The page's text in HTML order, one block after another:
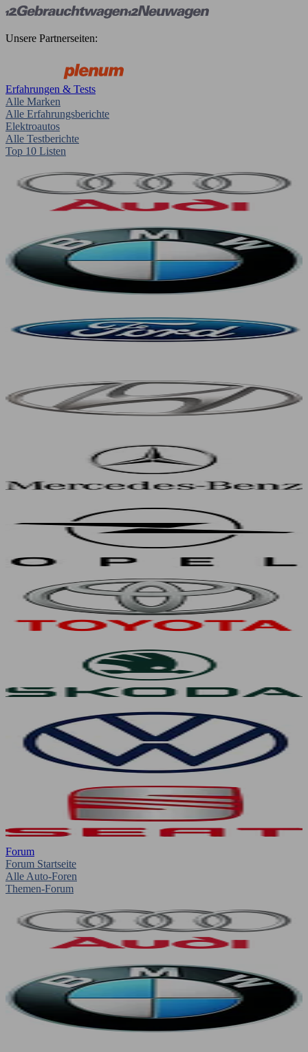
Unsere Partnerseiten:
Erfahrungen & Tests
Alle Marken
Alle Erfahrungsberichte
Elektroautos
Alle Testberichte
Top 10 Listen
Forum
Forum Startseite
Alle Auto-Foren
Themen-Forum